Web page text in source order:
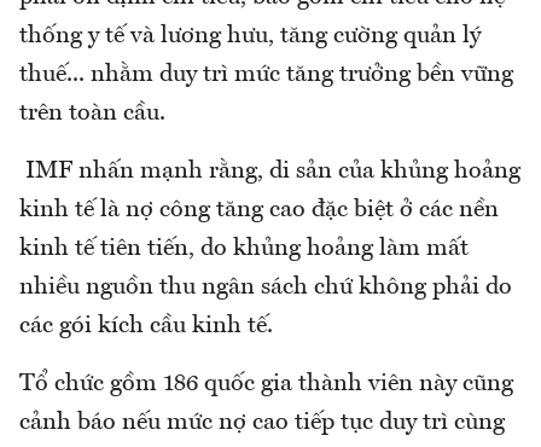
thống y tế và lương hưu, tăng cường quản lý
thuế... nhằm duy trì mức tăng trưởng bền vững
trên toàn cầu.
IMF nhấn mạnh rằng, di sản của khủng hoảng
kinh tế là nợ công tăng cao đặc biệt ở các nền
kinh tế tiên tiến, do khủng hoảng làm mất
nhiều nguồn thu ngân sách chứ không phải do
các gói kích cầu kinh tế.
Tổ chức gồm 186 quốc gia thành viên này cũng
cảnh báo nếu mức nợ cao tiếp tục duy trì cùng